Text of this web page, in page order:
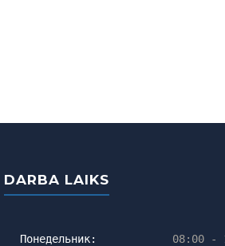
DARBA LAIKS
Понедельник: 08:00 -